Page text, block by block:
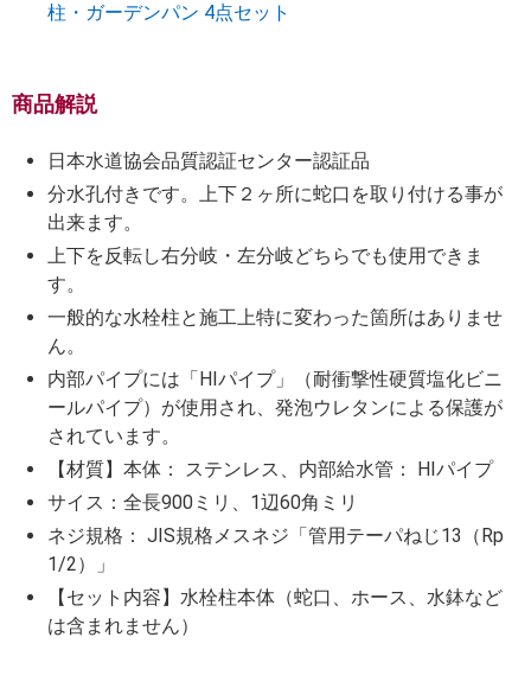
柱・ガーデンパン 4点セット
商品解説
日本水道協会品質認証センター認証品
分水孔付きです。上下２ヶ所に蛇口を取り付ける事が
出来ます。
上下を反転し右分岐・左分岐どちらでも使用できま
す。
一般的な水栓柱と施工上特に変わった箇所はありませ
ん。
内部パイプには「HIパイプ」（耐衝撃性硬質塩化ビニ
ールパイプ）が使用され、発泡ウレタンによる保護が
されています。
【材質】本体： ステンレス、内部給水管： HIパイプ
サイス：全長900ミリ、1辺60角ミリ
ネジ規格： JIS規格メスネジ「管用テーパねじ13（Rp
1/2）」
【セット内容】水栓柱本体（蛇口、ホース、水鉢など
は含まれません）